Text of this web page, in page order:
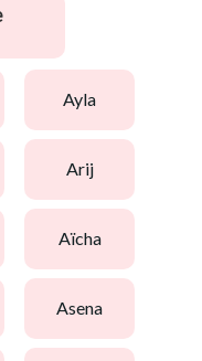
ayla
arij
aïcha
asena